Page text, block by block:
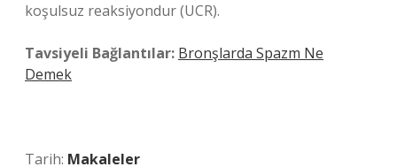
koşulsuz reaksiyondur (UCR).
Tavsiyeli Bağlantılar: Bronşlarda Spazm Ne
Demek
Tarih: Makaleler